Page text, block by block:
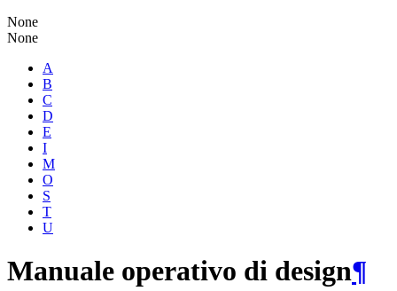
None
None
A
B
C
D
E
I
M
O
S
T
U
Manuale operativo di design¶